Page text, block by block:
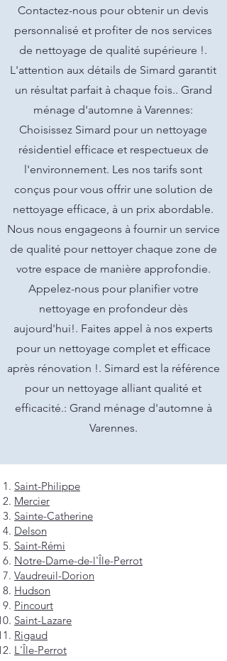
Contactez-nous pour obtenir un devis
personnalisé et profiter de nos services
de nettoyage de qualité supérieure !.
L'attention aux détails de Simard garantit
un résultat parfait à chaque fois.. Grand
ménage d'automne à Varennes:
Choisissez Simard pour un nettoyage
résidentiel efficace et respectueux de
l'environnement. Les nos tarifs sont
conçus pour vous offrir une solution de
nettoyage efficace, à un prix abordable.
Nous nous engageons à fournir un service
de qualité pour nettoyer chaque zone de
votre espace de manière approfondie.
Appelez-nous pour planifier votre
nettoyage en profondeur dès
aujourd'hui!. Faites appel à nos experts
pour un nettoyage complet et efficace
après rénovation !. Simard est la référence
pour un nettoyage alliant qualité et
efficacité.: Grand ménage d'automne à
Varennes.
Saint-Philippe
Mercier
Sainte-Catherine
Delson
Saint-Rémi
Notre-Dame-de-l'Île-Perrot
Vaudreuil-Dorion
Hudson
Pincourt
Saint-Lazare
Rigaud
L'Île-Perrot